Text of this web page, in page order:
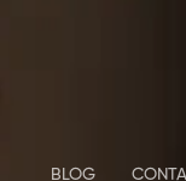
BLOG